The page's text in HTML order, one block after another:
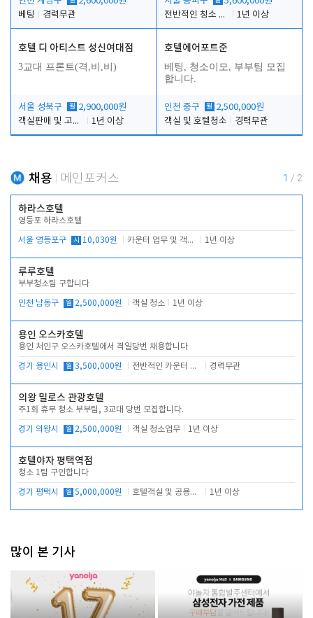
베팅
경력무관
전반적인 청소 업무(객실청소.객실정리)
1년 이상
호텔 디 아티스트 성신여대점
3교대 프론트(격,비,비)
서울 성북구 월 2,900,000원
객실판매 및 고객응대
1년 이상
호텔에어포트준
베팅, 청소이모, 부부팀 모집
합니다.
인천 중구 월 2,500,000원
객실 및 호텔청소
경력무관
채용 메인포커스 1 / 2
하라스호텔
영등포 하라스호텔
서울 영등포구 시 10,030원 카운터 업무 및 객실관리(청소상태 확인, 객실판매) 1년 이상
루루호텔
부부청소팀 구합니다
인천 남동구 월 2,500,000원 객실 청소 1년 이상
용인 오스카호텔
용인 처인구 오스카호텔에서 격일당번 채용합니다
경기 용인시 월 3,500,000원 전반적인 카운터 업무 경력무관
의왕 밀로스 관광호텔
주1회 휴무 청소 부부팀, 3교대 당번 모집합니다.
경기 의왕시 월 2,500,000원 객실 청소업무 1년 이상
호텔야자 평택역점
청소 1팀 구인합니다
경기 평택시 월 5,000,000원 호텔객실 및 공용시설 청소 관리 1년 이상
많이 본 기사